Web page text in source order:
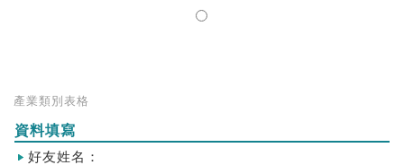
產業類別表格
資料填寫
好友姓名：